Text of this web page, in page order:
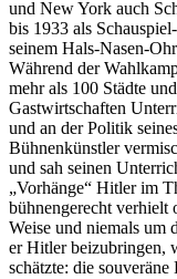
und New York auch
bis 1933 als
seinem Hals-Nasen-
Während der
mehr als 100 Städte
Gastwirtschaften
und an der Politik
Bühnenkünstler
und sah seinen
„Vorhänge“ Hitler im
bühnengerecht verhielt
Weise und niemals um
er Hitler beizubringen,
schätzte: die